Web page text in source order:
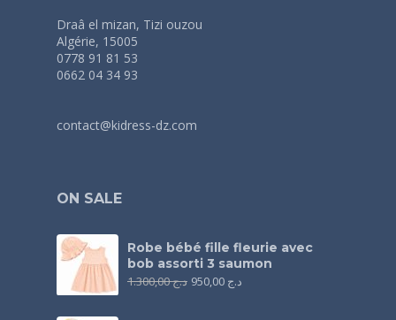
Draâ el mizan, Tizi ouzou
Algérie, 15005
0778 91 81 53
0662 04 34 93
contact@kidress-dz.com
ON SALE
Robe bébé fille fleurie avec
bob assorti 3 saumon
د.ج1.300,00 د.ج